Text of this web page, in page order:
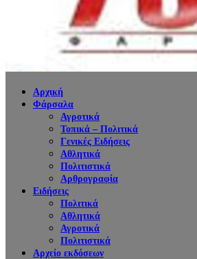
Αρχική
Φάρσαλα
Αγροτικά
Τοπικά – Πολιτικά
Γενικές Ειδήσεις
Αθλητικά
Πολιτιστικά
Αρθρογραφία
Ειδήσεις
Πολιτικά
Αθλητικά
Αγροτικά
Πολιτιστικά
Αρχείο εκδόσεων